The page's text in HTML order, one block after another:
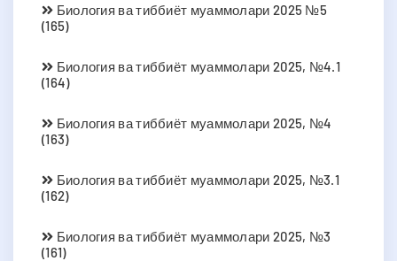
Биология ва тиббиёт муаммолари 2025 №5
(165)
Биология ва тиббиёт муаммолари 2025, №4.1
(164)
Биология ва тиббиёт муаммолари 2025, №4
(163)
Биология ва тиббиёт муаммолари 2025, №3.1
(162)
Биология ва тиббиёт муаммолари 2025, №3
(161)